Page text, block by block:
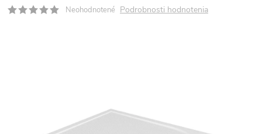
Neohodnotené Podrobnosti hodnotenia